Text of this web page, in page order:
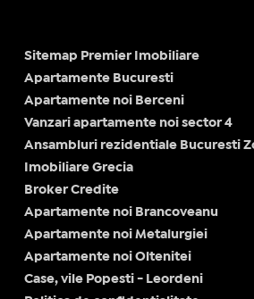
Sitemap Premier Imobiliare
Apartamente Bucuresti
Apartamente noi Berceni
Vanzari apartamente noi sector 4
Ansambluri rezidentiale Bucuresti
Imobiliare Grecia
Broker Credite
Apartamente noi Brancoveanu
Apartamente noi Metalurgiei
Apartamente noi Oltenitei
Case, vile Popesti - Leordeni